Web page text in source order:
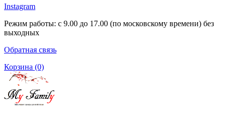
Instagram
Режим работы: с 9.00 до 17.00 (по московскому времени) без
выходных
Обратная связь
Корзина (0)